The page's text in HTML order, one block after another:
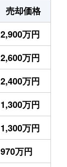
売却価格
2,900万円
2,600万円
2,400万円
1,300万円
1,300万円
970万円